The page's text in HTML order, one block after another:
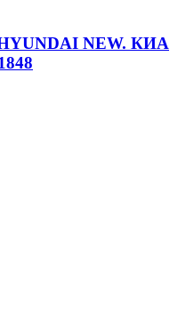
NEW. КИА